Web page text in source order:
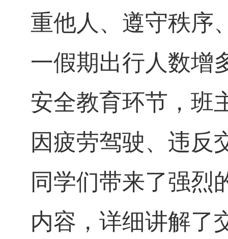
重他人、遵守秩序
一假期出行人数增
安全教育环节，班
因疲劳驾驶、违反
同学们带来了强烈
内容，详细讲解了